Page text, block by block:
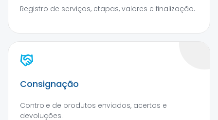
Registro de serviços, etapas, valores e finalização.
Consignação
Controle de produtos enviados, acertos e
devoluções.